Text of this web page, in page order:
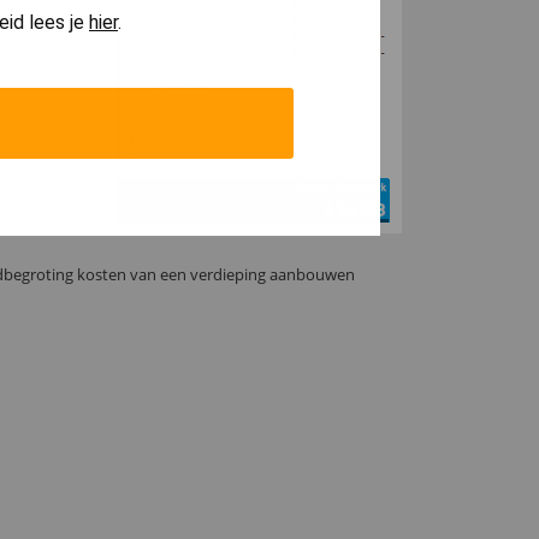
lees je hier.
kosten van een verdieping aanbouwen